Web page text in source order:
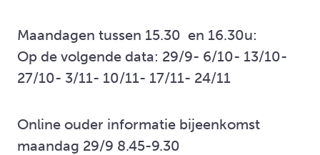
Maandagen tussen 15.30 en 16.30u:
Op de volgende data: 29/9- 6/10- 13/10-
27/10- 3/11- 10/11- 17/11- 24/11
Online ouder informatie bijeenkomst
maandag 29/9 8.45-9.30